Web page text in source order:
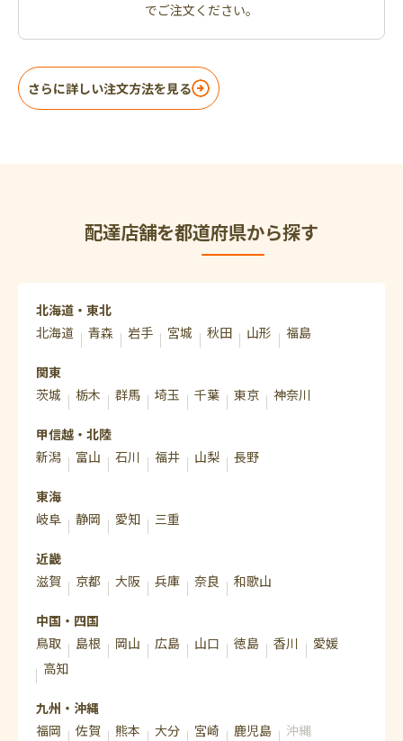
でご注文ください。
さらに詳しい注文方法を見る
配達店舗を都道府県から探す
北海道・東北
北海道
青森 岩手 宮城 秋田 山形 福島
関東
茨城
栃木 群馬 埼玉 千葉 東京 神奈川
甲信越・北陸
新潟
富山 石川 福井 山梨 長野
東海
岐阜
静岡 愛知 三重
近畿
滋賀
京都 大阪 兵庫 奈良 和歌山
中国・四国
鳥取
島根 岡山 広島 山口 徳島 香川
愛媛
高知
九州・沖縄
福岡
佐賀 熊本 大分 宮崎 鹿児島 沖縄